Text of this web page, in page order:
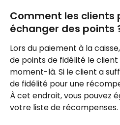
Comment les clients
échanger des points
Lors du paiement à la
de points de fidélité le
moment-là. Si le client a
de fidélité pour une
À cet endroit, vous pouvez
votre liste de récompenses.